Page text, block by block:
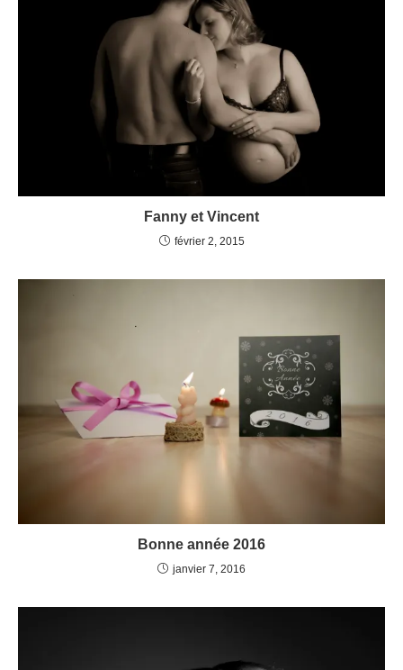
Fanny et Vincent
février 2, 2015
Bonne année 2016
janvier 7, 2016